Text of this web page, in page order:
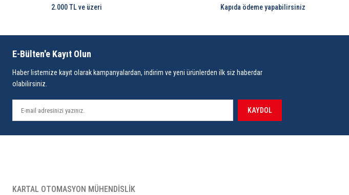
2.000 TL ve üzeri
Kapıda ödeme yapabilirsiniz
E-Bülten'e Kayıt Olun
Haber listemize kayıt olarak kampanyalardan, indirim ve yeni ürünlerden ilk siz haberdar
olabilirsiniz.
KAYDOL
KARTAL OTOMASYON MÜHENDİSLİK